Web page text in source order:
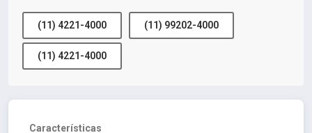
(11) 4221-4000 (11) 99202-4000
(11) 4221-4000
Características